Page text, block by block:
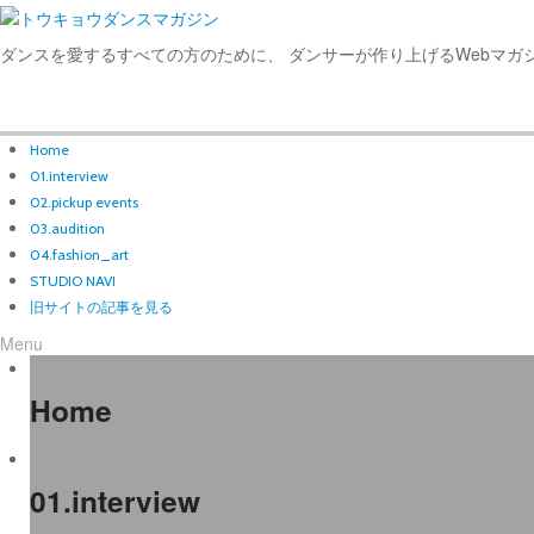
ダンスを愛するすべての方のために、 ダンサーが作り上げるWebマガ
Home
01.interview
02.pickup events
03.audition
04.fashion_art
STUDIO NAVI
旧サイトの記事を見る
Menu
Home
01.interview